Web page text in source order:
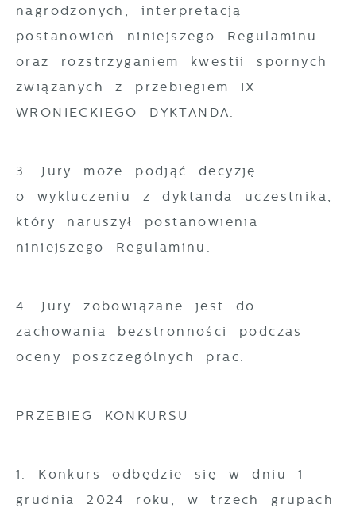
nagrodzonych, interpretacją
postanowień niniejszego Regulaminu
oraz rozstrzyganiem kwestii spornych
związanych z przebiegiem IX
WRONIECKIEGO DYKTANDA.
3. Jury może podjąć decyzję
o wykluczeniu z dyktanda uczestnika,
który naruszył postanowienia
niniejszego Regulaminu.
4. Jury zobowiązane jest do
zachowania bezstronności podczas
oceny poszczególnych prac.
PRZEBIEG KONKURSU
1. Konkurs odbędzie się w dniu 1
grudnia 2024 roku, w trzech grupach